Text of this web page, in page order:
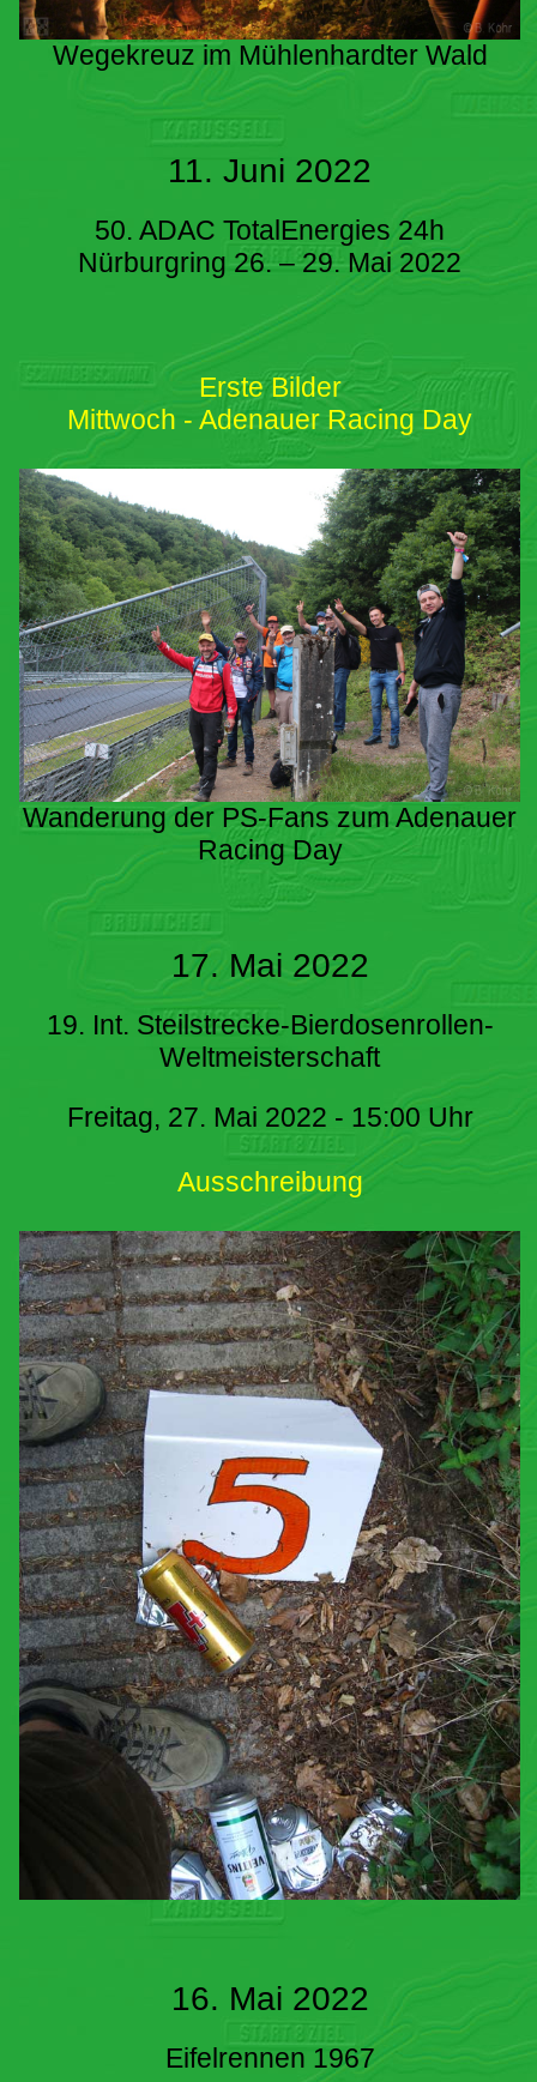
Wegekreuz im Mühlenhardter Wald
11. Juni 2022
50. ADAC TotalEnergies 24h
Nürburgring 26. – 29. Mai 2022
Erste Bilder
Mittwoch - Adenauer Racing Day
Wanderung der PS-Fans zum Adenauer
Racing Day
17. Mai 2022
19. Int. Steilstrecke-Bierdosenrollen-
Weltmeisterschaft
Freitag, 27. Mai 2022 - 15:00 Uhr
Ausschreibung
16. Mai 2022
Eifelrennen 1967